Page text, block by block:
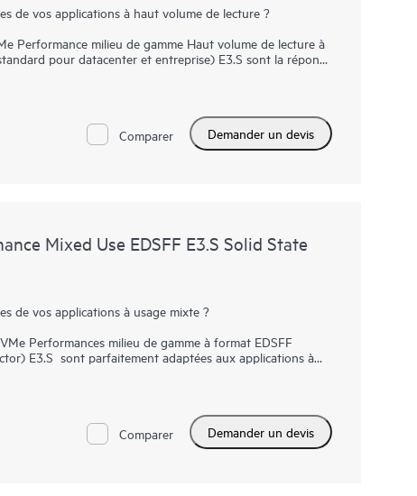
de vos applications à haut volume de lecture ?
Performance milieu de gamme Haut volume de lecture à
pour datacenter et entreprise) E3.S sont la réponse
Les baies SSD NVMe communiquent
gamme EDSFF E3.S remplace la traditionnelle baie SSD
Comparer Demander un devis
Mixed Use EDSFF E3.S Solid State
de vos applications à usage mixte ?
Performances milieu de gamme à format EDSFF
E3.S sont parfaitement adaptées aux applications à
applications gourmandes en données. Les baies SSD
de gamme à usage mixte au format EDSFF E3.S
Comparer Demander un devis